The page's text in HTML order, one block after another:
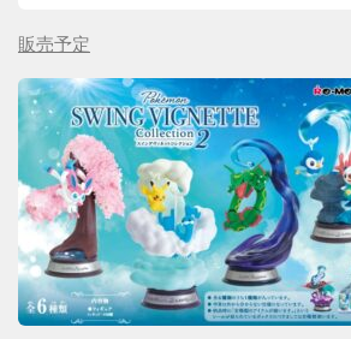
販売予定